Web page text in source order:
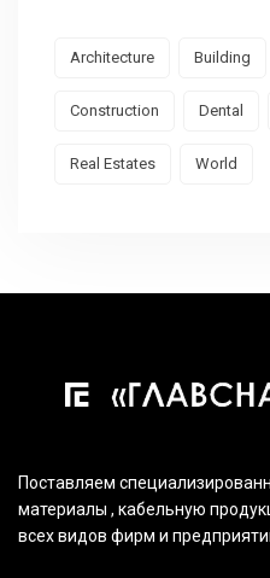
Architecture Building
Construction Dental
Real Estates World
Поставляем
материалы , кабельную
всех видов фирм и